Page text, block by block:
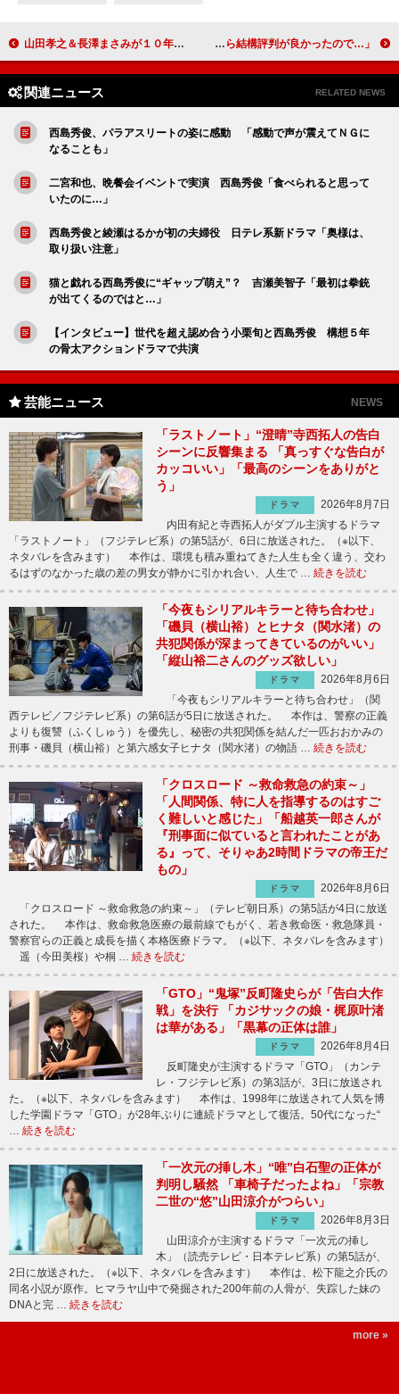
山田孝之＆長澤まさみが１０年ぶりに再共演 福田雄一監督が初の恋愛映画に挑む 竹内涼真、理想のプロポーズを否定される 「ドラマでやったら結構評判が良かったので…」
関連ニュース RELATED NEWS
西島秀俊、パラアスリートの姿に感動 「感動で声が震えてＮＧに
なることも」
二宮和也、晩餐会イベントで実演 西島秀俊「食べられると思って
いたのに…」
西島秀俊と綾瀬はるかが初の夫婦役 日テレ系新ドラマ「奥様は、
取り扱い注意」
猫と戯れる西島秀俊に“ギャップ萌え”？ 吉瀬美智子「最初は拳銃
が出てくるのではと…」
【インタビュー】世代を超え認め合う小栗旬と西島秀俊 構想５年
の骨太アクションドラマで共演
芸能ニュース NEWS
「ラストノート」“澄晴”寺西拓人の告白
シーンに反響集まる 「真っすぐな告白が
カッコいい」「最高のシーンをありがと
う」
ドラマ
2026年8月7日
内田有紀と寺西拓人がダブル主演するドラマ
「ラストノート」（フジテレビ系）の第5話が、6日に放送された。（※以下、
ネタバレを含みます） 本作は、環境も積み重ねてきた人生も全く違う、交わ
るはずのなかった歳の差の男女が静かに引かれ合い、人生で … 続きを読む
「今夜もシリアルキラーと待ち合わせ」
「磯貝（横山裕）とヒナタ（関水渚）の
共犯関係が深まってきているのがいい」
「縦山裕二さんのグッズ欲しい」
ドラマ
2026年8月6日
「今夜もシリアルキラーと待ち合わせ」（関
西テレビ／フジテレビ系）の第6話が5日に放送された。 本作は、警察の正義
よりも復讐（ふくしゅう）を優先し、秘密の共犯関係を結んだ一匹おおかみの
刑事・磯貝（横山裕）と第六感女子ヒナタ（関水渚）の物語 … 続きを読む
「クロスロード ～救命救急の約束～」
「人間関係、特に人を指導するのはすご
く難しいと感じた」「船越英一郎さんが
『刑事面に似ていると言われたことがあ
る』って、そりゃあ2時間ドラマの帝王だ
もの」
ドラマ
2026年8月6日
「クロスロード ～救命救急の約束～」（テレビ朝日系）の第5話が4日に放送
された。 本作は、救命救急医療の最前線でもがく、若き救命医・救急隊員・
警察官らの正義と成長を描く本格医療ドラマ。（※以下、ネタバレを含みます）
遥（今田美桜）や桐 … 続きを読む
「GTO」“鬼塚”反町隆史らが「告白大作
戦」を決行 「カジサックの娘・梶原叶渚
は華がある」「黒幕の正体は誰」
ドラマ
2026年8月4日
反町隆史が主演するドラマ「GTO」（カンテ
レ・フジテレビ系）の第3話が、3日に放送され
た。（※以下、ネタバレを含みます） 本作は、1998年に放送されて人気を博
した学園ドラマ「GTO」が28年ぶりに連続ドラマとして復活。50代になった“
続きを読む
「一次元の挿し木」“唯”白石聖の正体が
判明し騒然 「車椅子だったよね」「宗教
二世の“悠”山田涼介がつらい」
ドラマ
2026年8月3日
山田涼介が主演するドラマ「一次元の挿し
木」（読売テレビ・日本テレビ系）の第5話が、
2日に放送された。（※以下、ネタバレを含みます） 本作は、松下龍之介氏の
同名小説が原作。ヒマラヤ山中で発掘された200年前の人骨が、失踪した妹の
DNAと完 … 続きを読む
more »